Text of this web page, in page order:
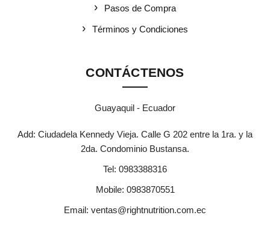
Pasos de Compra
Términos y Condiciones
CONTÁCTENOS
Guayaquil - Ecuador
Add: Ciudadela Kennedy Vieja. Calle G 202 entre la 1ra. y la
2da. Condominio Bustansa.
Tel: 0983388316
Mobile: 0983870551
Email: ventas@rightnutrition.com.ec